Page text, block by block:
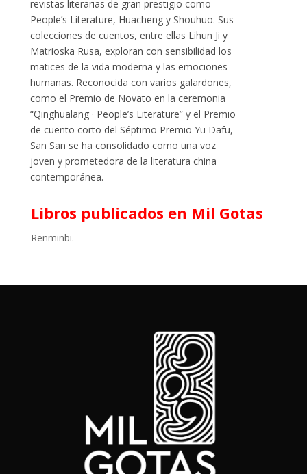
revistas literarias de gran prestigio como
People’s Literature, Huacheng y Shouhuo. Sus
colecciones de cuentos, entre ellas Lihun Ji y
Matrioska Rusa, exploran con sensibilidad los
matices de la vida moderna y las emociones
humanas. Reconocida con varios galardones,
como el Premio de Novato en la ceremonia
“Qinghualang · People’s Literature” y el Premio
de cuento corto del Séptimo Premio Yu Dafu,
San San se ha consolidado como una voz
joven y prometedora de la literatura china
contemporánea.
Libros publicados en Mil Gotas
Renminbi.